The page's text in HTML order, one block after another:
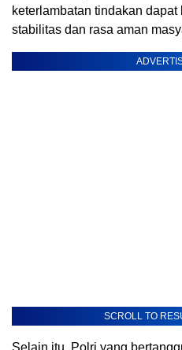
keterlambatan tindakan
stabilitas dan rasa aman
SCROLL TO